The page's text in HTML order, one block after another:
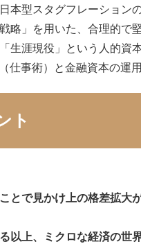
本型スタグフレーション
略」を用いた、合理的で
生涯現役」という人的資
仕事術）と金融資本の運
ト
とで見かけ上の格差拡大
以上、ミクロな経済の世